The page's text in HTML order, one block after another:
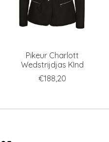
Pikeur Charlott
Wedstrijdjas KInd
€188,20